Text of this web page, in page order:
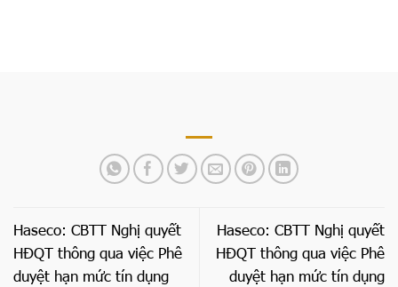
Haseco: CBTT Nghị quyết
HĐQT thông qua việc Phê
duyệt hạn mức tín dụng
Haseco: CBTT Nghị quyết
HĐQT thông qua việc Phê
duyệt hạn mức tín dụng